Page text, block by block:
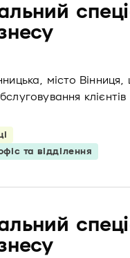
місто
клієнтів
та відділення